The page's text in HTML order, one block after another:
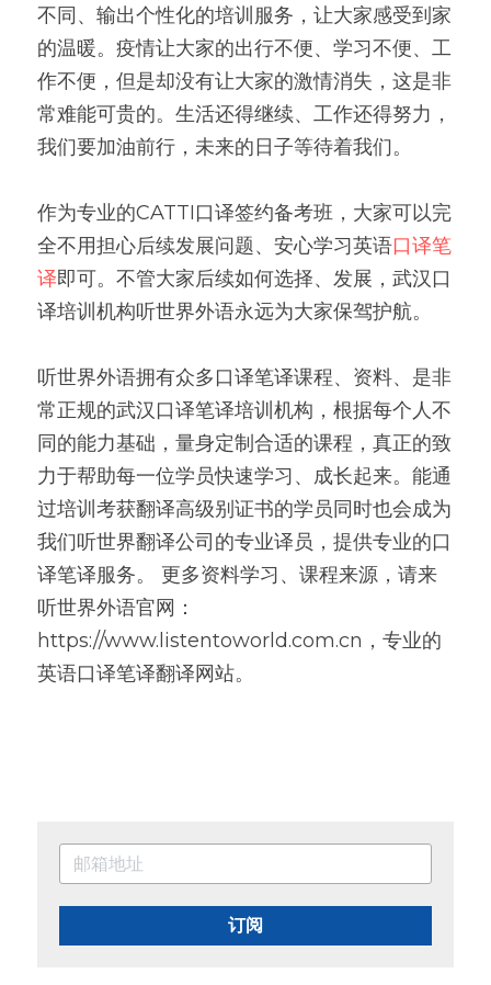
不同、输出个性化的培训服务，让大家感受到家
的温暖。疫情让大家的出行不便、学习不便、工
作不便，但是却没有让大家的激情消失，这是非
常难能可贵的。生活还得继续、工作还得努力，
我们要加油前行，未来的日子等待着我们。
作为专业的CATTI口译签约备考班，大家可以完
全不用担心后续发展问题、安心学习英语口译笔
译即可。不管大家后续如何选择、发展，武汉口
译培训机构听世界外语永远为大家保驾护航。
听世界外语拥有众多口译笔译课程、资料、是非
常正规的武汉口译笔译培训机构，根据每个人不
同的能力基础，量身定制合适的课程，真正的致
力于帮助每一位学员快速学习、成长起来。能通
过培训考获翻译高级别证书的学员同时也会成为
我们听世界翻译公司的专业译员，提供专业的口
译笔译服务。 更多资料学习、课程来源，请来
听世界外语官网：
https://www.listentoworld.com.cn，专业的
英语口译笔译翻译网站。
订阅